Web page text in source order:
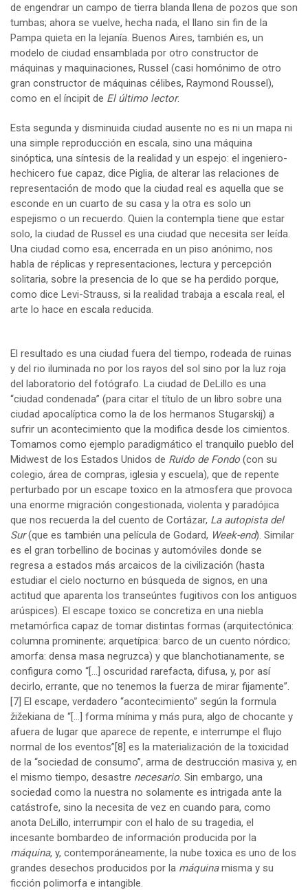
de engendrar un campo de tierra blanda llena de pozos que son
tumbas; ahora se vuelve, hecha nada, el llano sin fin de la
Pampa quieta en la lejanía. Buenos Aires, también es, un
modelo de ciudad ensamblada por otro constructor de
máquinas y maquinaciones, Russel (casi homónimo de otro
gran constructor de máquinas célibes, Raymond Roussel),
como en el íncipit de El último lector.
Esta segunda y disminuida ciudad ausente no es ni un mapa ni
una simple reproducción en escala, sino una máquina
sinóptica, una síntesis de la realidad y un espejo: el ingeniero-
hechicero fue capaz, dice Piglia, de alterar las relaciones de
representación de modo que la ciudad real es aquella que se
esconde en un cuarto de su casa y la otra es solo un
espejismo o un recuerdo. Quien la contempla tiene que estar
solo, la ciudad de Russel es una ciudad que necesita ser leída.
Una ciudad como esa, encerrada en un piso anónimo, nos
habla de réplicas y representaciones, lectura y percepción
solitaria, sobre la presencia de lo que se ha perdido porque,
como dice Levi-Strauss, si la realidad trabaja a escala real, el
arte lo hace en escala reducida.
El resultado es una ciudad fuera del tiempo, rodeada de ruinas
y del rio iluminada no por los rayos del sol sino por la luz roja
del laboratorio del fotógrafo. La ciudad de DeLillo es una
“ciudad condenada” (para citar el título de un libro sobre una
ciudad apocalíptica como la de los hermanos Stugarskij) a
sufrir un acontecimiento que la modifica desde los cimientos.
Tomamos como ejemplo paradigmático el tranquilo pueblo del
Midwest de los Estados Unidos de Ruido de Fondo (con su
colegio, área de compras, iglesia y escuela), que de repente
perturbado por un escape toxico en la atmosfera que provoca
una enorme migración congestionada, violenta y paradójica
que nos recuerda la del cuento de Cortázar, La autopista del
Sur(que es también una película de Godard, Week-end). Similar
es el gran torbellino de bocinas y automóviles donde se
regresa a estados más arcaicos de la civilización (hasta
estudiar el cielo nocturno en búsqueda de signos, en una
actitud que aparenta los transeúntes fugitivos con los antiguos
arúspices). El escape toxico se concretiza en una niebla
metamórfica capaz de tomar distintas formas (arquitectónica:
columna prominente; arquetípica: barco de un cuento nórdico;
amorfa: densa masa negruzca) y que blanchotianamente, se
configura como “[…] oscuridad rarefacta, difusa, y, por así
decirlo, errante, que no tenemos la fuerza de mirar fijamente”.
[7] El escape, verdadero “acontecimiento” según la formula
žižekiana de “[…] forma mínima y más pura, algo de chocante y
afuera de lugar que aparece de repente, e interrumpe el flujo
normal de los eventos”[8] es la materialización de la toxicidad
de la “sociedad de consumo”, arma de destrucción masiva y, en
el mismo tiempo, desastre necesario. Sin embargo, una
sociedad como la nuestra no solamente es intrigada ante la
catástrofe, sino la necesita de vez en cuando para, como
anota DeLillo, interrumpir con el halo de su tragedia, el
incesante bombardeo de información producida por la
máquina, y, contemporáneamente, la nube toxica es uno de los
grandes desechos producidos por la máquinamisma y su
ficción polimorfa e intangible.